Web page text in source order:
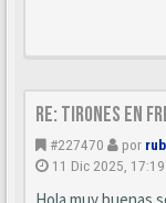
Re: Tirones en
#227470 por
11 Dic 2025, 17:19